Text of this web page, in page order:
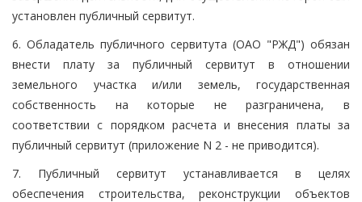
установлен публичный сервитут.
6. Обладатель публичного сервитута (ОАО "РЖД") обязан
внести плату за публичный сервитут в отношении
земельного участка и/или земель, государственная
собственность на которые не разграничена, в
соответствии с порядком расчета и внесения платы за
публичный сервитут (приложение N 2 - не приводится).
7. Публичный сервитут устанавливается в целях
обеспечения строительства, реконструкции объектов